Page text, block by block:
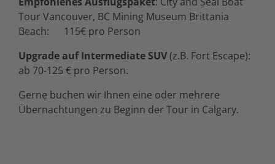
Tour Vancouver, BC Mining Museum Brittania
Beach: 115€ pro Person
Upgrade auf Intermediate SUV(z.B. Fort Escape):
ab 70-125 € pro Person.
Gerne buchen wir Ihnen eine oder mehrere
Übernachtungen zu Beginn der Tour in Calgary.